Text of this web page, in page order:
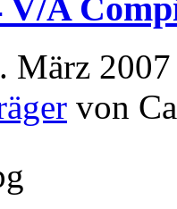
V/A
März
von